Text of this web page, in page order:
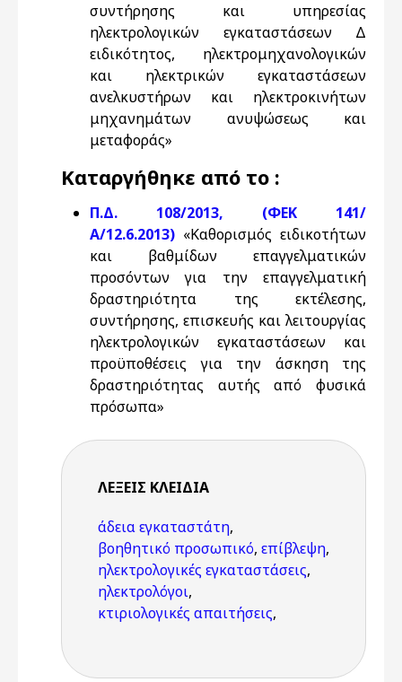
συντήρησης και υπηρεσίας
ηλεκτρολογικών εγκαταστάσεων Δ
ειδικότητος, ηλεκτρομηχανολογικών
και ηλεκτρικών εγκαταστάσεων
ανελκυστήρων και ηλεκτροκινήτων
μηχανημάτων ανυψώσεως και
μεταφοράς»
Καταργήθηκε από το :
Π.Δ. 108/2013, (ΦΕΚ 141/
Α/12.6.2013) «Καθορισμός ειδικοτήτων
και βαθμίδων επαγγελματικών
προσόντων για την επαγγελματική
δραστηριότητα της εκτέλεσης,
συντήρησης, επισκευής και λειτουργίας
ηλεκτρολογικών εγκαταστάσεων και
προϋποθέσεις για την άσκηση της
δραστηριότητας αυτής από φυσικά
πρόσωπα»
ΛΈΞΕΙΣ KΛΕΙΔΙΆ
άδεια εγκαταστάτη,
βοηθητικό προσωπικό, επίβλεψη,
ηλεκτρολογικές εγκαταστάσεις,
ηλεκτρολόγοι,
κτιριολογικές απαιτήσεις,